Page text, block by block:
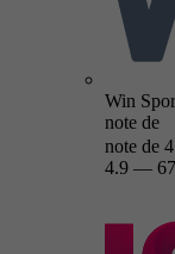
Win
note de
note de
4.9 —